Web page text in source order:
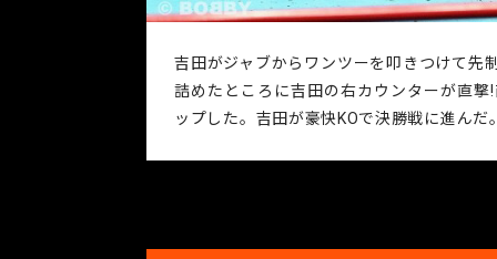
吉田がジャブからワンツーを叩きつけて先
詰めたところに吉田の右カウンターが直
ップした。吉田が豪快KOで決勝戦に進んだ